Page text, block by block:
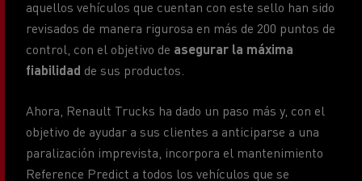
aquellos vehículos que cuentan con este sello han sido
revisados de manera rigurosa en más de 200 puntos de
control, con el objetivo de asegurar la máxima
fiabilidad de sus productos.
Ahora, Renault Trucks ha dado un paso más y, con el
objetivo de ayudar a sus clientes a anticiparse a una
paralización imprevista, incorpora el mantenimiento
Reference Predict a todos los vehículos que se